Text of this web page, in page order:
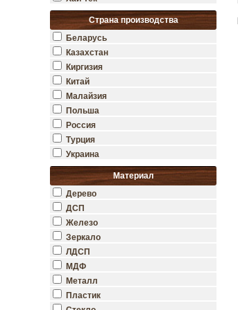
Страна производства
Беларусь
Казахстан
Киргизия
Китай
Малайзия
Польша
Россия
Турция
Украина
Материал
Дерево
ДСП
Железо
Зеркало
ЛДСП
МДФ
Металл
Пластик